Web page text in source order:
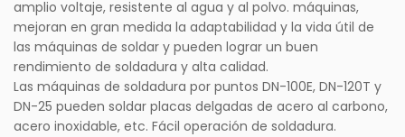
amplio voltaje, resistente al agua y al polvo. máquinas,
mejoran en gran medida la adaptabilidad y la vida útil de
las máquinas de soldar y pueden lograr un buen
rendimiento de soldadura y alta calidad.
Las máquinas de soldadura por puntos DN-100E, DN-120T y
DN-25 pueden soldar placas delgadas de acero al carbono,
acero inoxidable, etc. Fácil operación de soldadura.